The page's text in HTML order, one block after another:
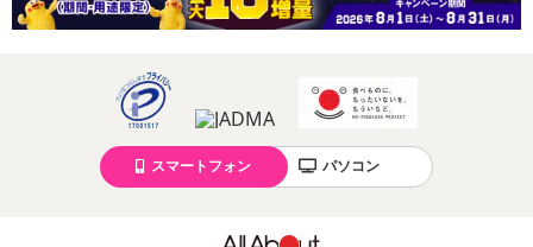
スマートフォン パソコン